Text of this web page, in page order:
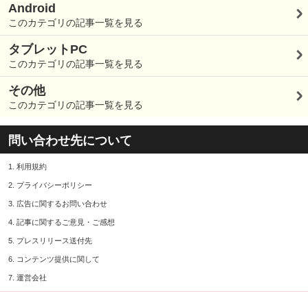
Android
このカテゴリの記事一覧を見る
タブレットPC
このカテゴリの記事一覧を見る
その他
このカテゴリの記事一覧を見る
問い合わせ先について
1. 利用規約
2. プライバシーポリシー
3. 広告に関するお問い合わせ
4. 記事に関するご意見・ご感想
5. プレスリリース送付先
6. コンテンツ提供に関して
7. 運営会社